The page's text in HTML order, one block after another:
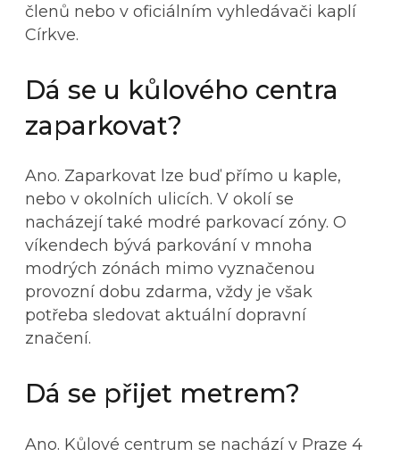
členů nebo v oficiálním vyhledávači kaplí
Církve.
Dá se u kůlového centra
zaparkovat?
Ano. Zaparkovat lze buď přímo u kaple,
nebo v okolních ulicích. V okolí se
nacházejí také modré parkovací zóny. O
víkendech bývá parkování v mnoha
modrých zónách mimo vyznačenou
provozní dobu zdarma, vždy je však
potřeba sledovat aktuální dopravní
značení.
Dá se přijet metrem?
Ano. Kůlové centrum se nachází v Praze 4